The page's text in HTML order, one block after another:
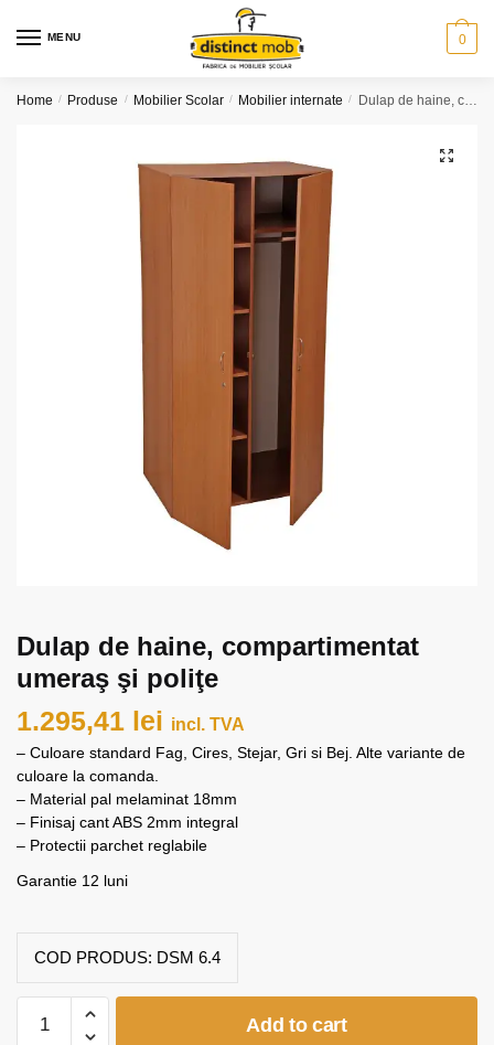
MENU 0
Home / Produse / Mobilier Scolar / Mobilier internate / Dulap de haine, compartimentat umeraş şi poliţe
🔍
Dulap de haine, compartimentat
umeraş şi poliţe
1.295,41 lei incl. TVA
– Culoare standard Fag, Cires, Stejar, Gri si Bej. Alte variante de
culoare la comanda.
– Material pal melaminat 18mm
– Finisaj cant ABS 2mm integral
– Protectii parchet reglabile
Garantie 12 luni
COD PRODUS: DSM 6.4
Add to cart